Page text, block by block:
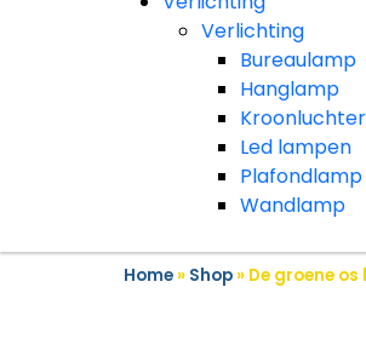
Verlichting
Bureaulamp
Hanglamp
Kroonluchter
Led lampen
Plafondlamp
Wandlamp
Home» Shop» De groene